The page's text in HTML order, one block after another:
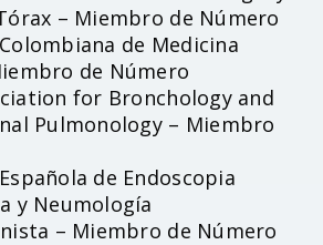
– Miembro de Número
de Medicina
de Número
for Bronchology and
Pulmonology – Miembro
de Endoscopia
y Neumología
– Miembro de Número